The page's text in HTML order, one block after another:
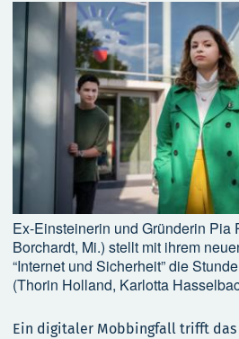
Ex-Einsteinerin und Gründerin Pia
Borchardt, Mi.) stellt mit ihrem
“Internet und Sicherheit” die
(Thorin Holland, Karlotta
Ein digitaler Mobbingfall trifft das